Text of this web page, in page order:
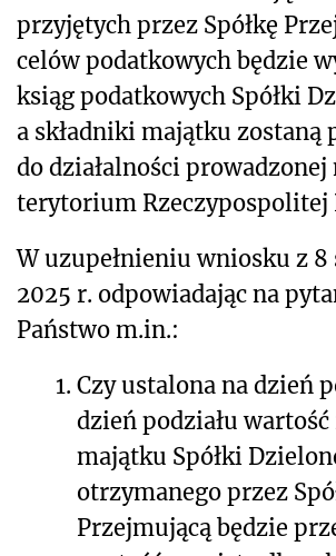
przyjętych przez Spółkę
celów podatkowych będzie
ksiąg podatkowych Spółki
a składniki majątku zostaną
do działalności prowadzonej
terytorium Rzeczypospolitej
W uzupełnieniu wniosku z
2025 r. odpowiadając na
Państwo m.in.:
1. Czy ustalona na dzień
dzień podziału
majątku Spółki
otrzymanego przez
Przejmującą będzie